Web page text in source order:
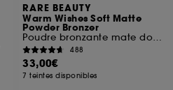
RARE BEAUTY
Warm Wishes Soft Matte
Powder Bronzer
Poudre bronzante mate douce
488
33,00€
7 teintes disponibles